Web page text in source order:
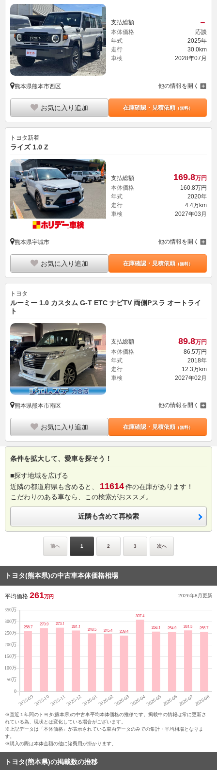
支払総額 －
本体価格
応談
年式
2025年
走行
30.0km
車検
2028年07月
熊本県熊本市西区 他の情報を開く
お気に入り追加 在庫確認・見積依頼（無料）
トヨタ新着
ライズ 1.0 Z
支払総額 169.8万円
本体価格
160.8万円
年式
2020年
走行
4.4万km
車検
2027年03月
熊本県宇城市 他の情報を開く
お気に入り追加 在庫確認・見積依頼（無料）
トヨタ
ルーミー 1.0 カスタム G-T ETC ナビTV 両側Pスラ オートライ
ト
支払総額 89.8万円
本体価格
86. 5万円
年式
2018年
走行
12.3万km
車検
2027年02月
熊本県熊本市南区 他の情報を開く
お気に入り追加 在庫確認・見積依頼（無料）
条件を拡大して、愛車を探そう！
■探す地域を広げる
近隣の都道府県も含めると、
11614件の在庫があります！
こだわりのある車なら、この検索がおススメ。
近隣も含めて再検索
前へ 1 2 3 次へ
トヨタ(熊本県)の中古車本体価格相場
平均価格 261万円 2026年8月更新
※直近１年間のトヨタ(熊本県)の中古車平均本体価格の推移です。掲載中の情報は常に更新さ
れている為、現状とは変化している場合がございます。
※上記データは「本体価格」が表示されている車両データのみでの集計・平均相場となりま
す。
※購入の際は本体金額の他に諸費用が掛かります。
トヨタ(熊本県)の掲載数の推移